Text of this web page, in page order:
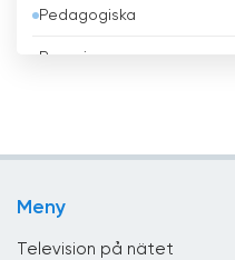
Bosnien och Hercegovina
Pedagogiska
Regeringen
Meny
Television på nätet